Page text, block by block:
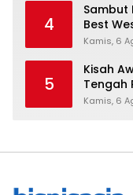
4
Sambut
Best
Stay
Kamis, 6
5
Kisah
Tengah
Kamis, 6